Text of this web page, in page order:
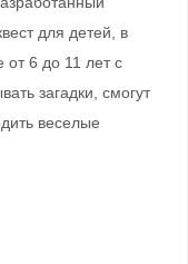
для детей, в
от 6 до 11 лет с
загадки, смогут
веселые